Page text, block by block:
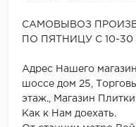
САМОВЫВОЗ
ПО ПЯТНИЦУ С 10-
Адрес Нашего
шоссе дом 25,
этаж., Магазин
Как к Нам доехать.